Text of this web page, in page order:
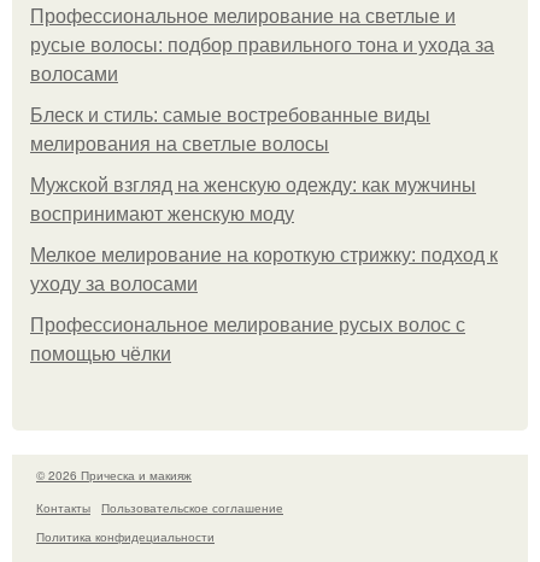
Профессиональное мелирование на светлые и
русые волосы: подбор правильного тона и ухода за
волосами
Блеск и стиль: самые востребованные виды
мелирования на светлые волосы
Мужской взгляд на женскую одежду: как мужчины
воспринимают женскую моду
Мелкое мелирование на короткую стрижку: подход к
уходу за волосами
Профессиональное мелирование русых волос с
помощью чёлки
© 2026 Прическа и макияж
Контакты
Пользовательское соглашение
Политика конфидециальности